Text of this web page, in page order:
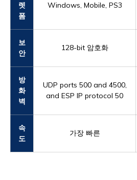
렛
폼
Windows, Mobile, PS3
보
안
128-bit 암호화
방
화
벽
UDP ports 500 and 4500,
and ESP IP protocol 50
속
도
가장 빠른